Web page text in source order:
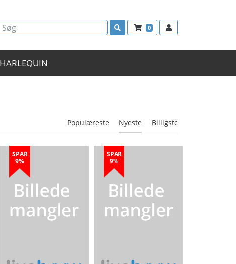
0
HARLEQUIN
Populæreste Nyeste Billigste
SPAR
9%
SPAR
9%